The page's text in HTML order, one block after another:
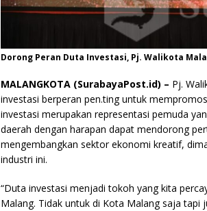
Dorong Peran Duta Investasi, Pj. Walikota
MALANGKOTA (SurabayaPost.id) – Pj.
investasi berperan pen.ting untuk
investasi merupakan representasi pemuda
daerah dengan harapan dapat mendorong
mengembangkan sektor ekonomi kreatif,
industri ini.
“Duta investasi menjadi tokoh yang kita
Malang. Tidak untuk di Kota Malang saja tapi